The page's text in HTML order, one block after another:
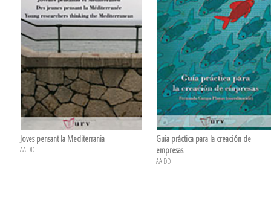
Joves pensant la Mediterrania
AA DD
Guia práctica para la creación de
empresas
AA DD